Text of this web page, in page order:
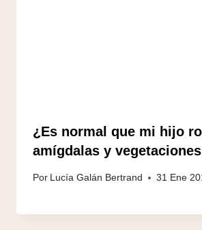
¿Es normal que mi hijo
amígdalas y
Por Lucía Galán Bertrand 31 Ene